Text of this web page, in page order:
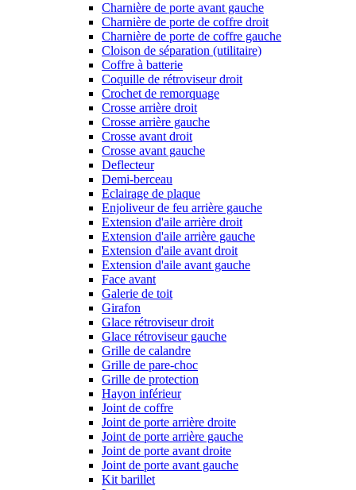
Charnière de porte avant gauche
Charnière de porte de coffre droit
Charnière de porte de coffre gauche
Cloison de séparation (utilitaire)
Coffre à batterie
Coquille de rétroviseur droit
Crochet de remorquage
Crosse arrière droit
Crosse arrière gauche
Crosse avant droit
Crosse avant gauche
Deflecteur
Demi-berceau
Eclairage de plaque
Enjoliveur de feu arrière gauche
Extension d'aile arrière droit
Extension d'aile arrière gauche
Extension d'aile avant droit
Extension d'aile avant gauche
Face avant
Galerie de toit
Girafon
Glace rétroviseur droit
Glace rétroviseur gauche
Grille de calandre
Grille de pare-choc
Grille de protection
Hayon inférieur
Joint de coffre
Joint de porte arrière droite
Joint de porte arrière gauche
Joint de porte avant droite
Joint de porte avant gauche
Kit barillet